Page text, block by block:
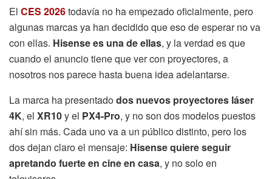
El CES 2026todavía no ha empezado oficialmente, pero
algunas marcas ya han decidido que eso de esperar no va
con ellas. Hisense es una de ellas, y la verdad es que
cuando el anuncio tiene que ver con proyectores, a
nosotros nos parece hasta buena idea adelantarse.
La marca ha presentadodos nuevos proyectores láser
4K, el XR10y el PX4-Pro, y no son dos modelos puestos
ahí sin más. Cada uno va a un público distinto, pero los
dos dejan claro el mensaje: Hisense quiere seguir
apretando fuerte en cine en casa, y no solo en